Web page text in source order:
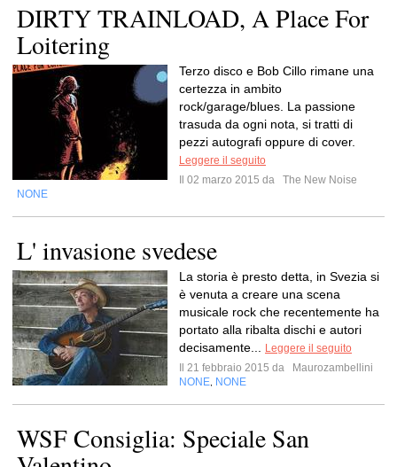
DIRTY TRAINLOAD, A Place For
Loitering
Terzo disco e Bob Cillo rimane una
certezza in ambito
rock/garage/blues. La passione
trasuda da ogni nota, si tratti di
pezzi autografi oppure di cover.
Leggere il seguito
Il 02 marzo 2015 da
The New Noise
NONE
L' invasione svedese
La storia è presto detta, in Svezia si
è venuta a creare una scena
musicale rock che recentemente ha
portato alla ribalta dischi e autori
decisamente...
Leggere il seguito
Il 21 febbraio 2015 da
Maurozambellini
NONE NONE
WSF Consiglia: Speciale San